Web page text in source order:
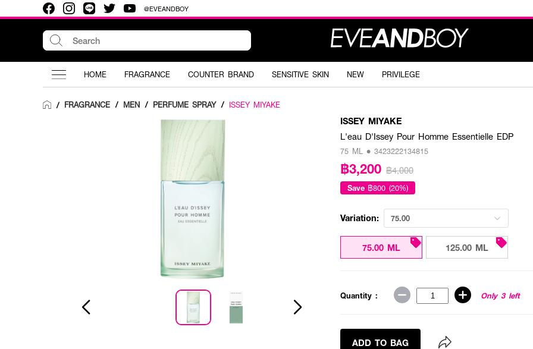
@EVEANDBOY
HOME FRAGRANCE COUNTER BRAND SENSITIVE SKIN NEW PRIVILEGE
/ FRAGRANCE / MEN / PERFUME SPRAY / ISSEY MIYAKE
ISSEY MIYAKE
L'eau D'Issey Pour Homme Essentielle EDP
75 ML • 3423222134815
฿3,200 ฿4,000
Save ฿800 (20%)
Variation: 75.00
75.00 ML 125.00 ML
Quantity : Only 3 left
ADD TO BAG